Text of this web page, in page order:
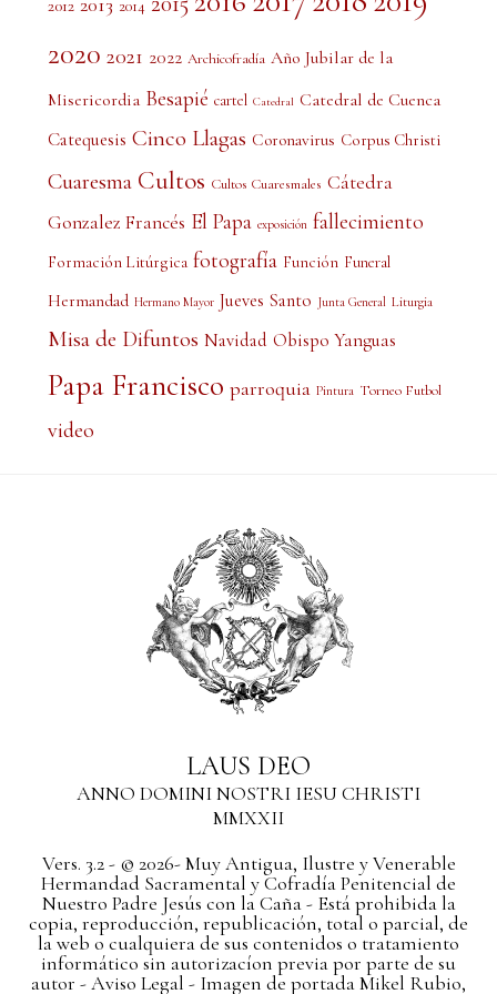
2012 2013 2014
2020 2021 2022 Archicofradía Año Jubilar de la
Misericordia Besapié cartel Catedral Catedral de Cuenca
Catequesis Cinco Llagas Coronavirus Corpus Christi
Cuaresma Cultos Cultos Cuaresmales Cátedra
Gonzalez Francés El Papa exposición fallecimiento
Formación Litúrgica fotografía Función Funeral
Hermandad Hermano Mayor Jueves Santo Junta General Liturgia
Misa de Difuntos Navidad Obispo Yanguas
Papa Francisco parroquia Pintura Torneo Futbol
video
LAUS DEO
ANNO DOMINI NOSTRI IESU CHRISTI
MMXXII
Vers. 3.2 - © 2026- Muy Antigua, Ilustre y Venerable
Hermandad Sacramental y Cofradía Penitencial de
Nuestro Padre Jesús con la Caña - Está prohibida la
copia, reproducción, republicación, total o parcial, de
la web o cualquiera de sus contenidos o tratamiento
informático sin autorizacíon previa por parte de su
autor - Aviso Legal - Imagen de portada Mikel Rubio,